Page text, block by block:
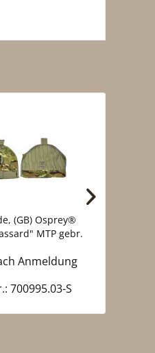
(GB) Osprey®
MTP gebr.
Anmeldung
700995.03-S